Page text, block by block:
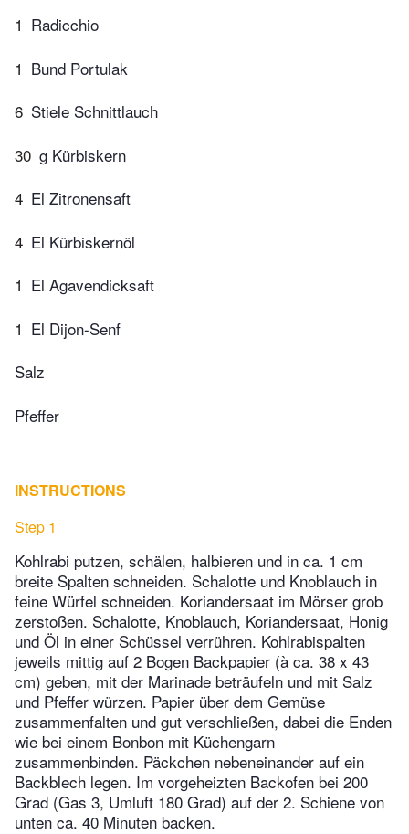
1 Radicchio
1 Bund Portulak
6 Stiele Schnittlauch
30 g Kürbiskern
4 El Zitronensaft
4 El Kürbiskernöl
1 El Agavendicksaft
1 El Dijon-Senf
Salz
Pfeffer
INSTRUCTIONS
Step 1
Kohlrabi putzen, schälen, halbieren und in ca. 1 cm
breite Spalten schneiden. Schalotte und Knoblauch in
feine Würfel schneiden. Koriandersaat im Mörser grob
zerstoßen. Schalotte, Knoblauch, Koriandersaat, Honig
und Öl in einer Schüssel verrühren. Kohlrabispalten
jeweils mittig auf 2 Bogen Backpapier (à ca. 38 x 43
cm) geben, mit der Marinade beträufeln und mit Salz
und Pfeffer würzen. Papier über dem Gemüse
zusammenfalten und gut verschließen, dabei die Enden
wie bei einem Bonbon mit Küchengarn
zusammenbinden. Päckchen nebeneinander auf ein
Backblech legen. Im vorgeheizten Backofen bei 200
Grad (Gas 3, Umluft 180 Grad) auf der 2. Schiene von
unten ca. 40 Minuten backen.